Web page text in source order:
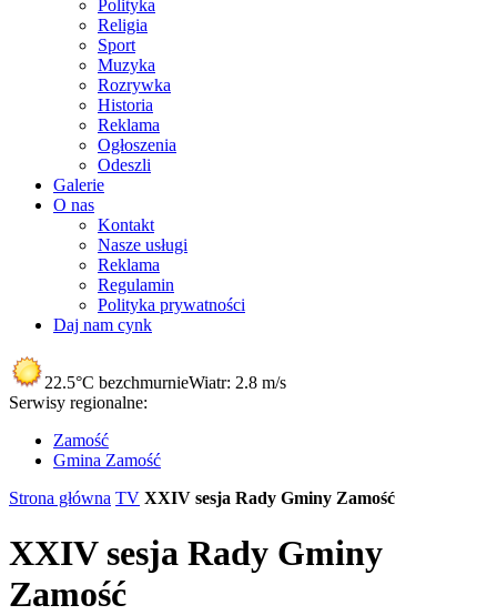
Polityka
Religia
Sport
Muzyka
Rozrywka
Historia
Reklama
Ogłoszenia
Odeszli
Galerie
O nas
Kontakt
Nasze usługi
Reklama
Regulamin
Polityka prywatności
Daj nam cynk
22.5°C bezchmurnieWiatr: 2.8 m/s
Serwisy regionalne:
Zamość
Gmina Zamość
Strona główna TV XXIV sesja Rady Gminy Zamość
XXIV sesja Rady Gminy
Zamość